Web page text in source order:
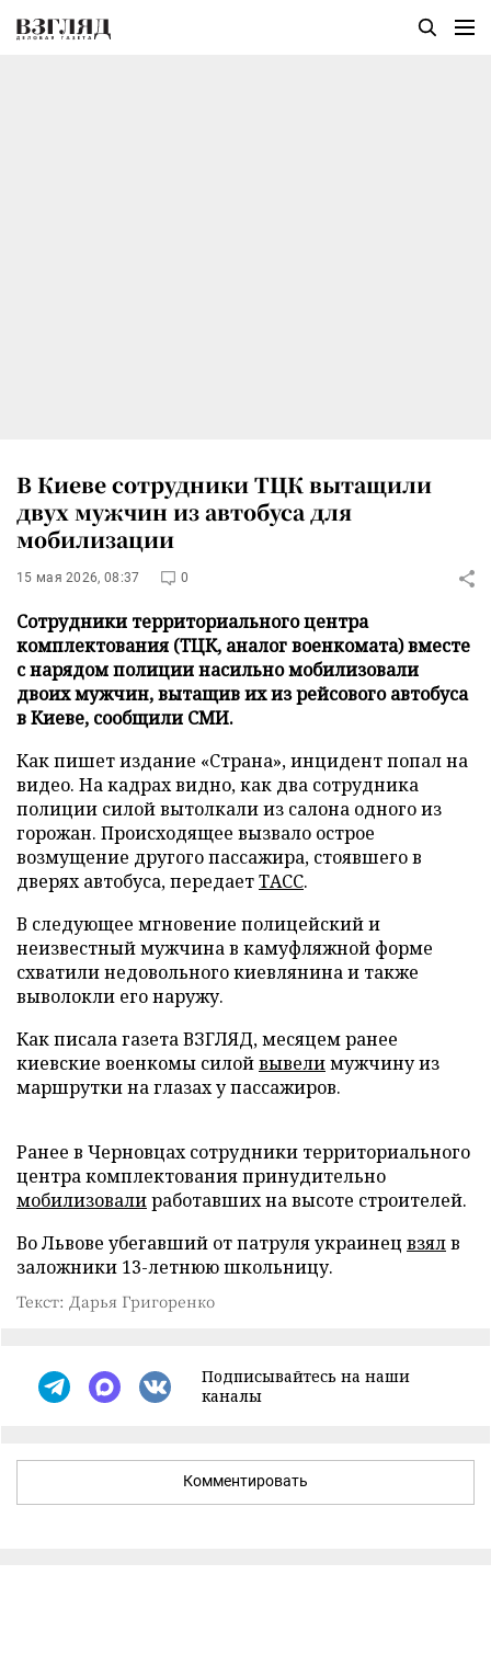
В Киеве сотрудники ТЦК вытащили
двух мужчин из автобуса для
мобилизации
15 мая 2026, 08:37 0
Сотрудники территориального центра
комплектования (ТЦК, аналог военкомата) вместе
с нарядом полиции насильно мобилизовали
двоих мужчин, вытащив их из рейсового автобуса
в Киеве, сообщили СМИ.
Как пишет издание «Страна», инцидент попал на
видео. На кадрах видно, как два сотрудника
полиции силой вытолкали из салона одного из
горожан. Происходящее вызвало острое
возмущение другого пассажира, стоявшего в
дверях автобуса, передаетТАСС.
В следующее мгновение полицейский и
неизвестный мужчина в камуфляжной форме
схватили недовольного киевлянина и также
выволокли его наружу.
Как писала газета ВЗГЛЯД, месяцем ранее
киевские военкомы силойвывелимужчину из
маршрутки на глазах у пассажиров.
Ранее в Черновцах сотрудники территориального
центра комплектования принудительно
мобилизовалиработавших на высоте строителей.
Во Львове убегавший от патруля украинец взялв
заложники 13-летнюю школьницу.
Текст: Дарья Григоренко
Подписывайтесь на наши
каналы
Комментировать